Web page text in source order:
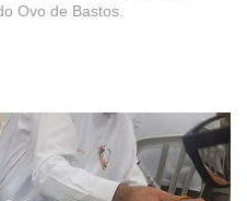
Ovo de Bastos.